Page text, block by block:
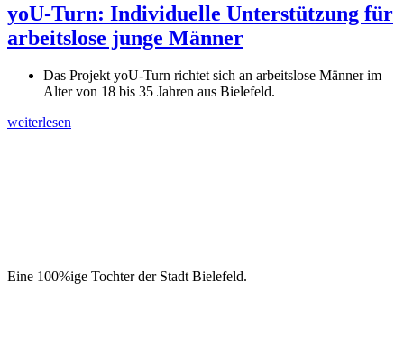
yoU-Turn: Individuelle Unterstützung für
arbeitslose junge Männer
Das Projekt yoU-Turn richtet sich an arbeitslose Männer im
Alter von 18 bis 35 Jahren aus Bielefeld.
weiterlesen
Eine 100%ige Tochter der Stadt Bielefeld.